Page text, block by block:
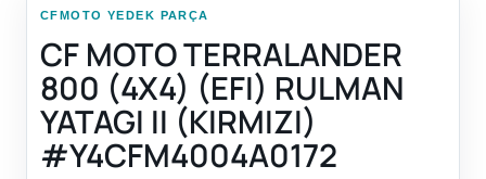
CFMOTO YEDEK PARÇA
CF MOTO TERRALANDER
800 (4X4) (EFI) RULMAN
YATAGI II (KIRMIZI)
#Y4CFM4004A0172